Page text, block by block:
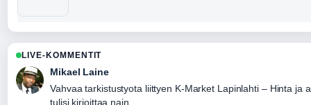
LIVE-KOMMENTIT
Mikael Laine
Vahvaa tarkistustyota liittyen K-Market Lapinlahti – Hinta ja
tulisi kirjoittaa nain.